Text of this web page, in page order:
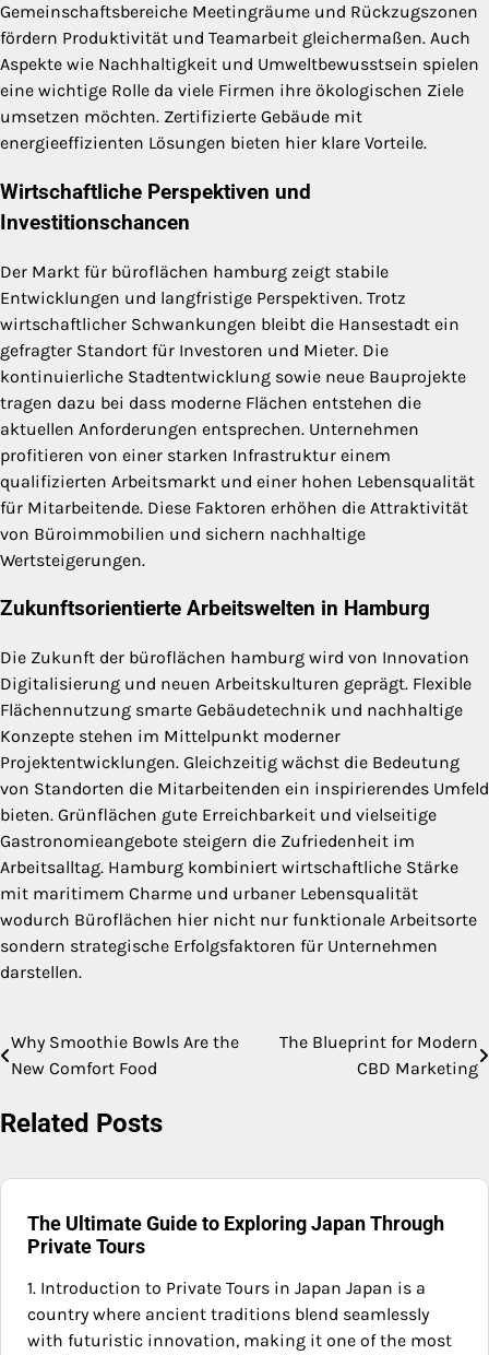
Gemeinschaftsbereiche Meetingräume und Rückzugszonen
fördern Produktivität und Teamarbeit gleichermaßen. Auch
Aspekte wie Nachhaltigkeit und Umweltbewusstsein spielen
eine wichtige Rolle da viele Firmen ihre ökologischen Ziele
umsetzen möchten. Zertifizierte Gebäude mit
energieeffizienten Lösungen bieten hier klare Vorteile.
Wirtschaftliche Perspektiven und
Investitionschancen
Der Markt für büroflächen hamburg zeigt stabile
Entwicklungen und langfristige Perspektiven. Trotz
wirtschaftlicher Schwankungen bleibt die Hansestadt ein
gefragter Standort für Investoren und Mieter. Die
kontinuierliche Stadtentwicklung sowie neue Bauprojekte
tragen dazu bei dass moderne Flächen entstehen die
aktuellen Anforderungen entsprechen. Unternehmen
profitieren von einer starken Infrastruktur einem
qualifizierten Arbeitsmarkt und einer hohen Lebensqualität
für Mitarbeitende. Diese Faktoren erhöhen die Attraktivität
von Büroimmobilien und sichern nachhaltige
Wertsteigerungen.
Zukunftsorientierte Arbeitswelten in Hamburg
Die Zukunft der büroflächen hamburg wird von Innovation
Digitalisierung und neuen Arbeitskulturen geprägt. Flexible
Flächennutzung smarte Gebäudetechnik und nachhaltige
Konzepte stehen im Mittelpunkt moderner
Projektentwicklungen. Gleichzeitig wächst die Bedeutung
von Standorten die Mitarbeitenden ein inspirierendes Umfeld
bieten. Grünflächen gute Erreichbarkeit und vielseitige
Gastronomieangebote steigern die Zufriedenheit im
Arbeitsalltag. Hamburg kombiniert wirtschaftliche Stärke
mit maritimem Charme und urbaner Lebensqualität
wodurch Büroflächen hier nicht nur funktionale Arbeitsorte
sondern strategische Erfolgsfaktoren für Unternehmen
darstellen.
Post
Why Smoothie Bowls Are the
New Comfort Food
The Blueprint for Modern
CBD Marketing
Related Posts
The Ultimate Guide to Exploring Japan Through
Private Tours
1. Introduction to Private Tours in Japan Japan is a
country where ancient traditions blend seamlessly
with futuristic innovation, making it one of the most